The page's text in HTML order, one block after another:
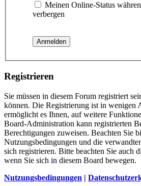
Meinen Online-Status
verbergen
Registrieren
Sie müssen in diesem Forum registriert
können. Die Registrierung ist in wenigen
ermöglicht es Ihnen, auf weitere
Board-Administration kann registrierten
Berechtigungen zuweisen. Beachten Sie
Nutzungsbedingungen und die
sich registrieren. Bitte beachten Sie auch
wenn Sie sich in diesem Board bewegen.
Nutzungsbedingungen |